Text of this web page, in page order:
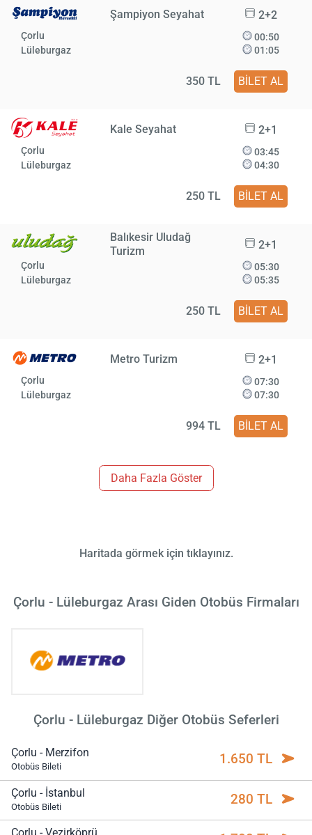
Şampiyon Seyahat 2+2
Çorlu
Lüleburgaz
00:50
01:05
350 TL BİLET AL
Kale Seyahat 2+1
Çorlu
Lüleburgaz
03:45
04:30
250 TL BİLET AL
Balıkesir Uludağ
Turizm
2+1
Çorlu
Lüleburgaz
05:30
05:35
250 TL BİLET AL
Metro Turizm 2+1
Çorlu
Lüleburgaz
07:30
07:30
994 TL BİLET AL
Daha Fazla Göster
Haritada görmek için tıklayınız.
Çorlu - Lüleburgaz Arası Giden Otobüs Firmaları
Çorlu - Lüleburgaz Diğer Otobüs Seferleri
Çorlu - Merzifon
Otobüs Bileti 1.650 TL
Çorlu - İstanbul
Otobüs Bileti 280 TL